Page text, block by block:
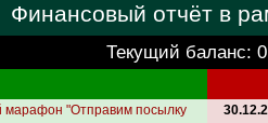
Финансовый отчёт в
Текущий баланс:
марафон "Отправим посылку